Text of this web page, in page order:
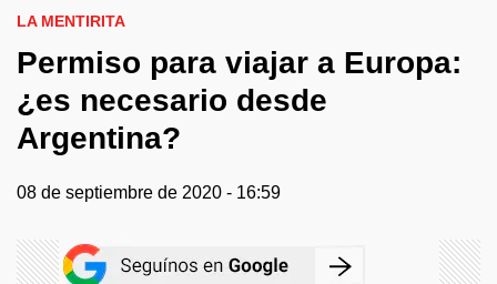
LA MENTIRITA
Permiso para viajar a Europa:
¿es necesario desde
Argentina?
08 de septiembre de 2020 - 16:59